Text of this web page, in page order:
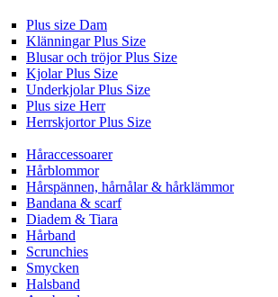
Plus size Dam
Klänningar Plus Size
Blusar och tröjor Plus Size
Kjolar Plus Size
Underkjolar Plus Size
Plus size Herr
Herrskjortor Plus Size
Håraccessoarer
Hårblommor
Hårspännen, hårnålar & hårklämmor
Bandana & scarf
Diadem & Tiara
Hårband
Scrunchies
Smycken
Halsband